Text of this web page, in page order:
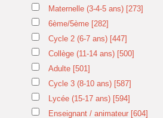
Maternelle (3-4-5 ans) [273]
6ème/5ème [282]
Cycle 2 (6-7 ans) [447]
Collège (11-14 ans) [500]
Adulte [501]
Cycle 3 (8-10 ans) [587]
Lycée (15-17 ans) [594]
Enseignant / animateur [604]